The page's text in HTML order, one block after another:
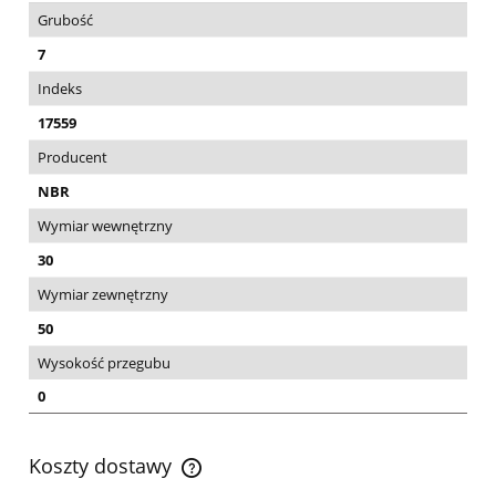
Grubość
7
Indeks
17559
Producent
NBR
Wymiar wewnętrzny
30
Wymiar zewnętrzny
50
Wysokość przegubu
0
Koszty dostawy